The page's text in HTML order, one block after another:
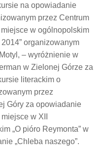
na opowiadanie
przez Centrum
miejsce w ogólnopolskim
organizowanym
– wyróżnienie w
w Zielonej Górze za
literackim o
przez
Góry za opowiadanie
w XII
„O pióro Reymonta” w
„Chleba naszego”.